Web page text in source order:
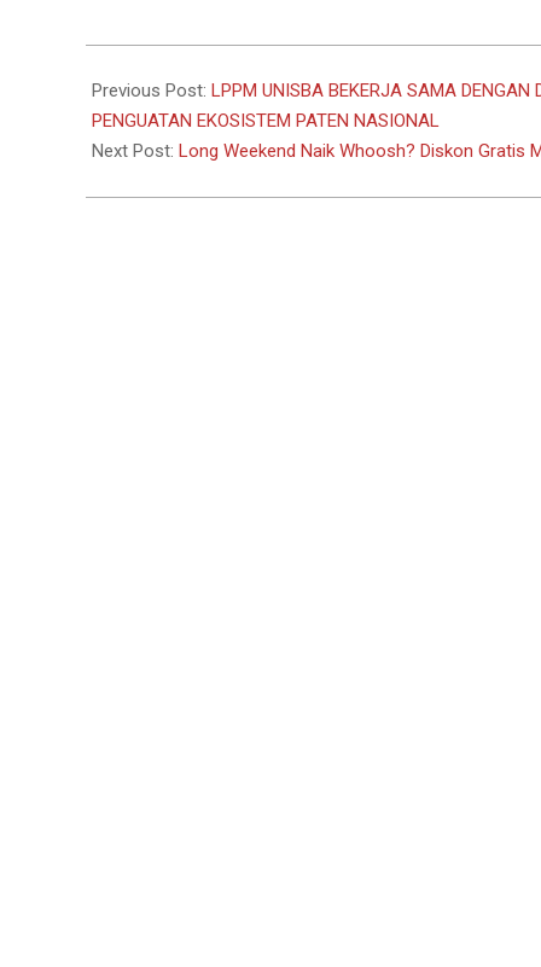
05-
14
Previous Post: LPPM UNISBA BEKERJA SAMA DENGAN
PENGUATAN EKOSISTEM PATEN NASIONAL
Next Post: Long Weekend Naik Whoosh? Diskon Gratis